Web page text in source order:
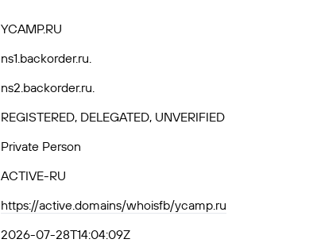
YCAMP.RU
ns1.backorder.ru.
ns2.backorder.ru.
REGISTERED, DELEGATED, UNVERIFIED
Private Person
ACTIVE-RU
https://active.domains/whoisfb/ycamp.ru
2026-07-28T14:04:09Z